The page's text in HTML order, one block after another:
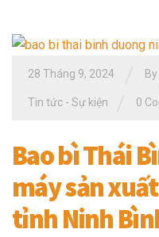
28 Tháng 9, 2024 By
Tin tức - Sự kiện 0
Bao bì Thái
máy sản
tỉnh Ninh